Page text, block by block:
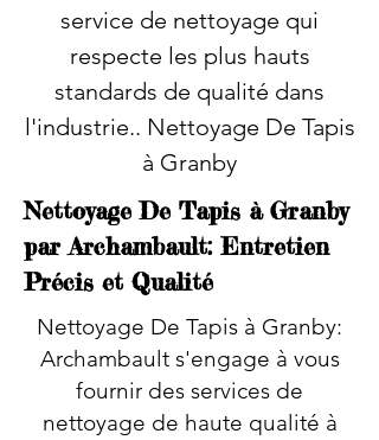
service de nettoyage qui
respecte les plus hauts
standards de qualité dans
l'industrie.. Nettoyage De Tapis
à Granby
Nettoyage De Tapis à Granby
par Archambault: Entretien
Précis et Qualité
Nettoyage De Tapis à Granby:
Archambault s'engage à vous
fournir des services de
nettoyage de haute qualité à